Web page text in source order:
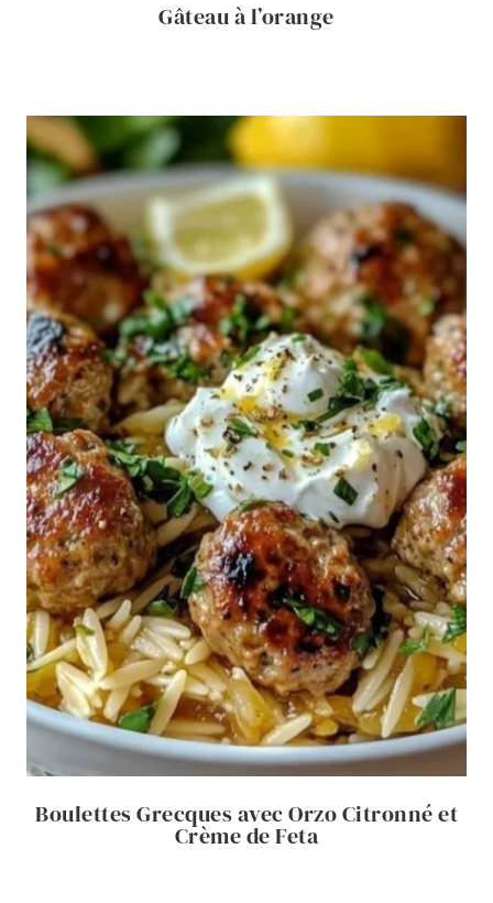
Gâteau à l’orange
Boulettes Grecques avec Orzo Citronné et
Crème de Feta